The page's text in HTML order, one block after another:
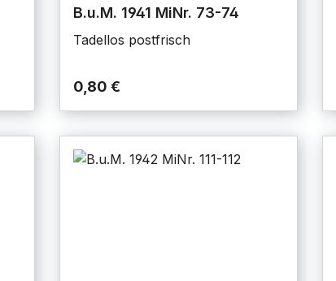
B.u.M. 1941 MiNr. 73-74
Tadellos postfrisch
0,80 €